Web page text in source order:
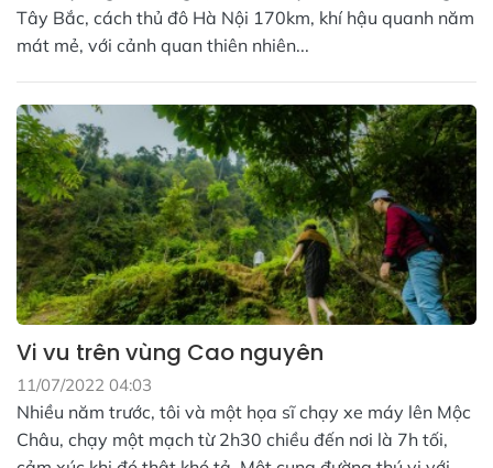
Tây Bắc, cách thủ đô Hà Nội 170km, khí hậu quanh năm
mát mẻ, với cảnh quan thiên nhiên...
Vi vu trên vùng Cao nguyên
11/07/2022 04:03
Nhiều năm trước, tôi và một họa sĩ chạy xe máy lên Mộc
Châu, chạy một mạch từ 2h30 chiều đến nơi là 7h tối,